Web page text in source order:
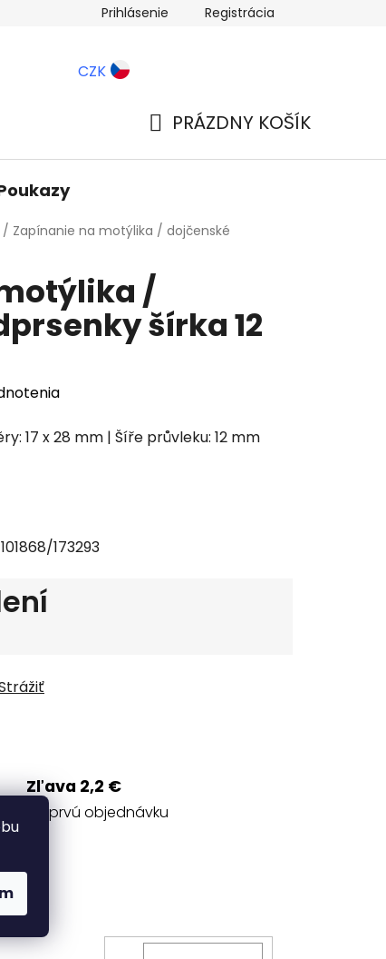
Blog
Prihlásenie Registrácia
CZK
PRÁZDNY KOŠÍK
/ Zapínanie na motýlika / dojčenské
/
šírka 12
17 x 28 mm | Šíře průvleku: 12 mm
101868/173293
Zľava 2,2 €
na prvú objednávku